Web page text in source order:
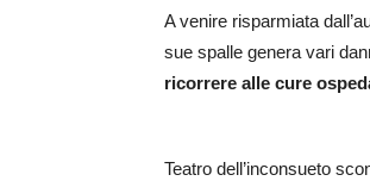
A venire risparmiata
sue spalle genera vari
ricorrere alle cure
Teatro dell’inconsueto